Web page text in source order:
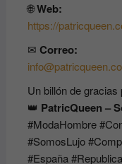
🌐Web:
https://
✉ Correo:
Un billón de gracias
👑 PatricQueen –
#ModaHombre
#SomosLujo
#España